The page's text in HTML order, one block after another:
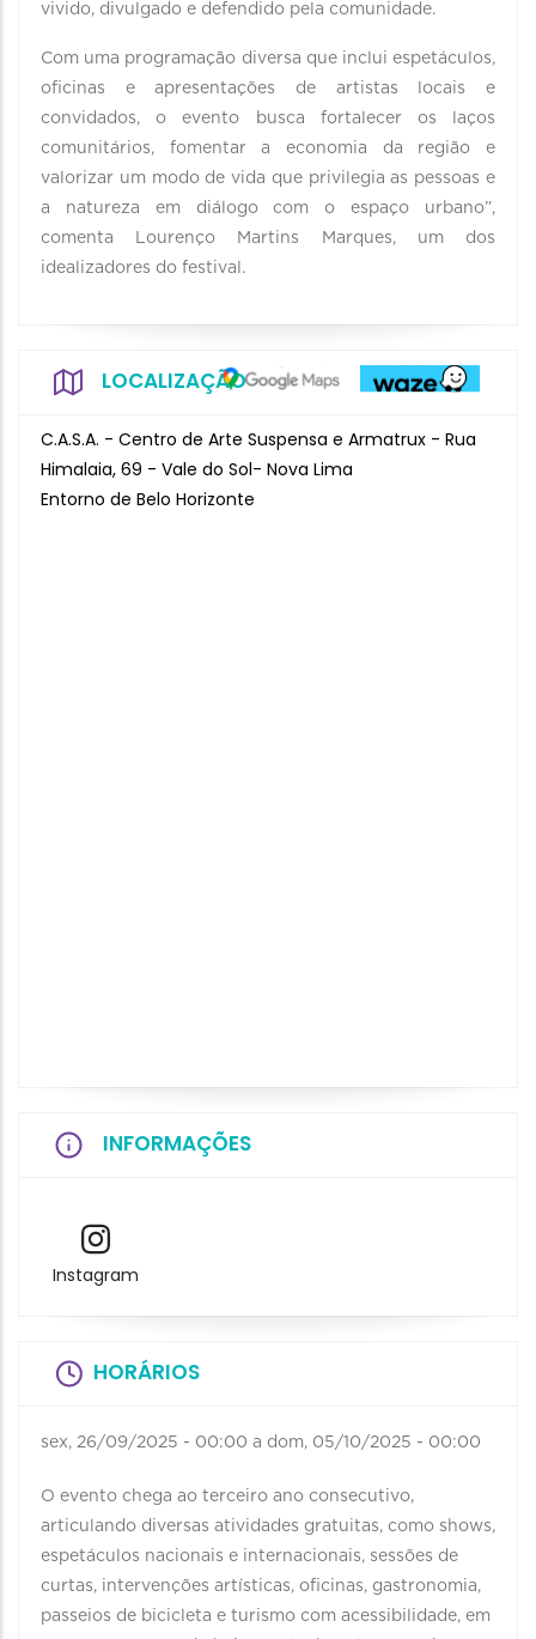
vivido, divulgado e defendido pela comunidade.
Com uma programação diversa que inclui espetáculos,
oficinas e apresentações de artistas locais e
convidados, o evento busca fortalecer os laços
comunitários, fomentar a economia da região e
valorizar um modo de vida que privilegia as pessoas e
a natureza em diálogo com o espaço urbano”,
comenta Lourenço Martins Marques, um dos
idealizadores do festival.
LOCALIZAÇÃO
C.A.S.A. - Centro de Arte Suspensa e Armatrux - Rua
Himalaia, 69 - Vale do Sol- Nova Lima
Entorno de Belo Horizonte
INFORMAÇÕES
Instagram
HORÁRIOS
sex, 26/09/2025 - 00:00 a dom, 05/10/2025 - 00:00
O evento chega ao terceiro ano consecutivo,
articulando diversas atividades gratuitas, como shows,
espetáculos nacionais e internacionais, sessões de
curtas, intervenções artísticas, oficinas, gastronomia,
passeios de bicicleta e turismo com acessibilidade, em